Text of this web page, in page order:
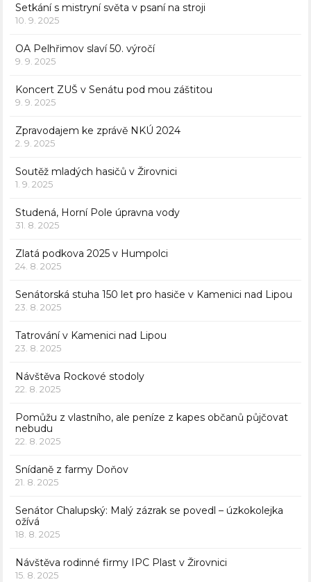
Setkání s mistryní světa v psaní na stroji
10. 9. 2025
OA Pelhřimov slaví 50. výročí
9. 9. 2025
Koncert ZUŠ v Senátu pod mou záštitou
9. 9. 2025
Zpravodajem ke zprávě NKÚ 2024
2. 9. 2025
Soutěž mladých hasičů v Žirovnici
1. 9. 2025
Studená, Horní Pole úpravna vody
31. 8. 2025
Zlatá podkova 2025 v Humpolci
24. 8. 2025
Senátorská stuha 150 let pro hasiče v Kamenici nad Lipou
23. 8. 2025
Tatrování v Kamenici nad Lipou
23. 8. 2025
Návštěva Rockové stodoly
22. 8. 2025
Pomůžu z vlastního, ale peníze z kapes občanů půjčovat
nebudu
22. 8. 2025
Snídaně z farmy Doňov
21. 8. 2025
Senátor Chalupský: Malý zázrak se povedl – úzkokolejka
ožívá
18. 8. 2025
Návštěva rodinné firmy IPC Plast v Žirovnici
15. 8. 2025